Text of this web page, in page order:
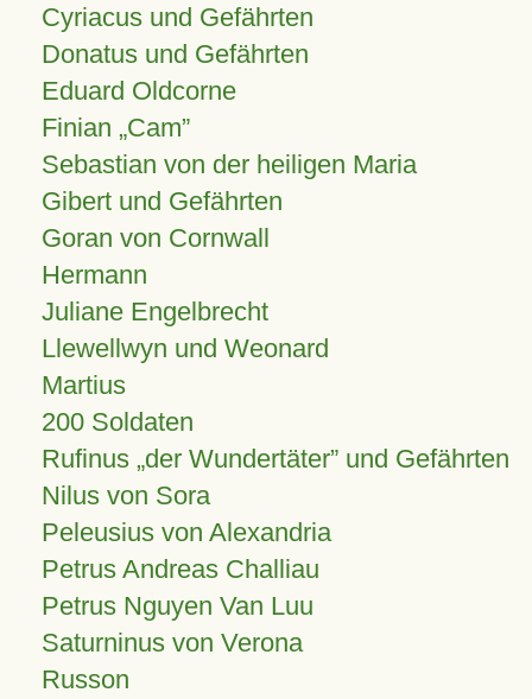
Cyriacus und Gefährten
Donatus und Gefährten
Eduard Oldcorne
Finian Cam
Sebastian von der heiligen Maria
Gibert und Gefährten
Goran von Cornwall
Hermann
Juliane Engelbrecht
Llewellwyn und Weonard
Martius
200 Soldaten
Rufinus „der Wundertäter” und Gefährten
Nilus von Sora
Peleusius von Alexandria
Petrus Andreas Challiau
Petrus Nguyen Van Luu
Saturninus von Verona
Russon